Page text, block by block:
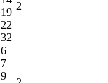
19
22
32
2
6
7
9